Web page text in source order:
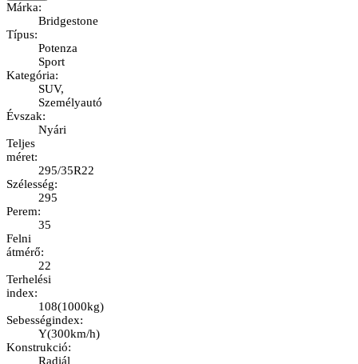
Márka:
Bridgestone
Típus:
Potenza
Sport
Kategória:
SUV,
Személyautó
Évszak:
Nyári
Teljes
méret:
295/35R22
Szélesség:
295
Perem:
35
Felni
átmérő:
22
Terhelési
index:
108(1000kg)
Sebességindex:
Y(300km/h)
Konstrukció:
Radiál